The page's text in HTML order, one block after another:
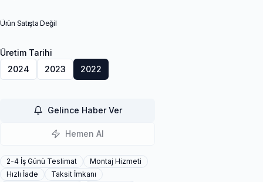
Ürün Satışta Değil
Üretim Tarihi
2024
2023 2022
Gelince Haber Ver
Hemen Al
2-4 İş Günü Teslimat
Montaj Hizmeti
Hızlı İade
Taksit İmkanı